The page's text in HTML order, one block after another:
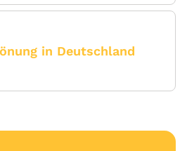
in Deutschland